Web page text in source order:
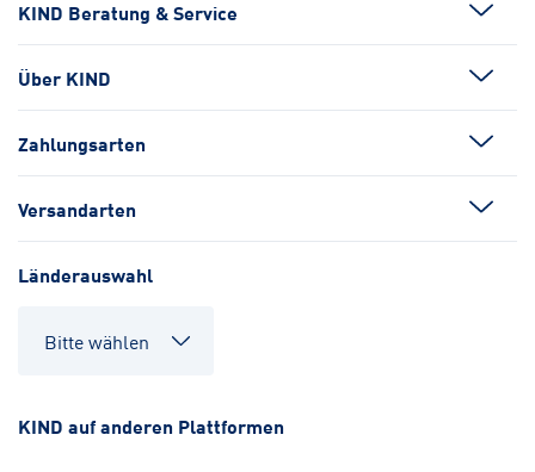
KIND Beratung & Service
Über KIND
Zahlungsarten
Versandarten
Länderauswahl
KIND auf anderen Plattformen